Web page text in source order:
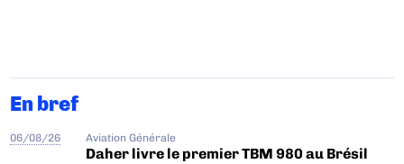
En bref
06/08/26 Aviation Générale
Daher livre le premier TBM 980 au Brésil